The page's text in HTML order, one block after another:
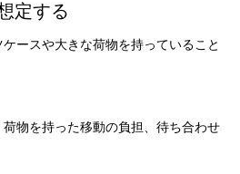
定する
ースや大きな荷物を持っていること
物を持った移動の負担、待ち合わせ